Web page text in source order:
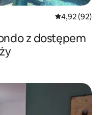
Średnia
4,92 (92)
z dostępem
gości